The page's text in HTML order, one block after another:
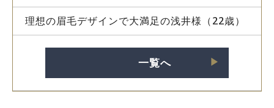
理想の眉毛デザインで大満足の浅井様（22歳）
一覧へ ▶︎